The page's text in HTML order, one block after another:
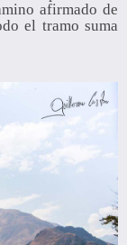
afirmado de
el tramo suma